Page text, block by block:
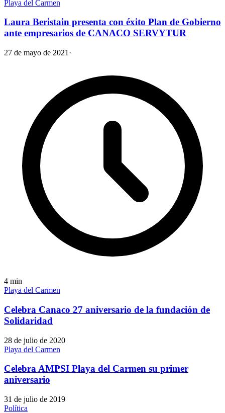
Playa del Carmen
Laura Beristain presenta con éxito Plan de Gobierno
ante empresarios de CANACO SERVYTUR
27 de mayo de 2021 ·
4 min
Playa del Carmen
Celebra Canaco 27 aniversario de la fundación de
Solidaridad
28 de julio de 2020
Playa del Carmen
Celebra AMPSI Playa del Carmen su primer
aniversario
31 de julio de 2019
Política